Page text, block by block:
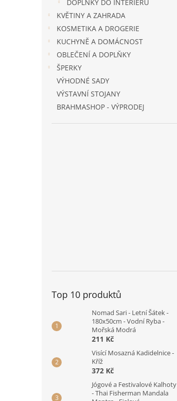
DOPLŇKY DO INTERIÉRU
KVĚTINY A ZAHRADA
KOSMETIKA A DROGERIE
KUCHYNĚ A DOMÁCNOST
OBLEČENÍ A DOPLŇKY
ŠPERKY
VÝHODNÉ SADY
VÝSTAVNÍ STOJANY
BRAHMASHOP - VÝPRODEJ
Top 10 produktů
Nomad Sari - Letní Šátek -
180x50cm - Vodní Ryba -
Mořská Modrá
211 Kč
Visící Mosazná Kadidelnice -
Kříž
372 Kč
Jógové a Festivalové Kalhoty
- Thai Fisherman Mandala